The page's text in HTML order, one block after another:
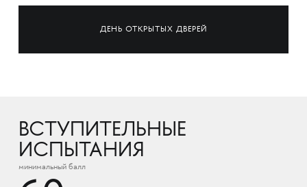
ДЕНЬ ОТКРЫТЫХ ДВЕРЕЙ
ВСТУПИТЕЛЬНЫЕ
ИСПЫТАНИЯ
минимальный балл